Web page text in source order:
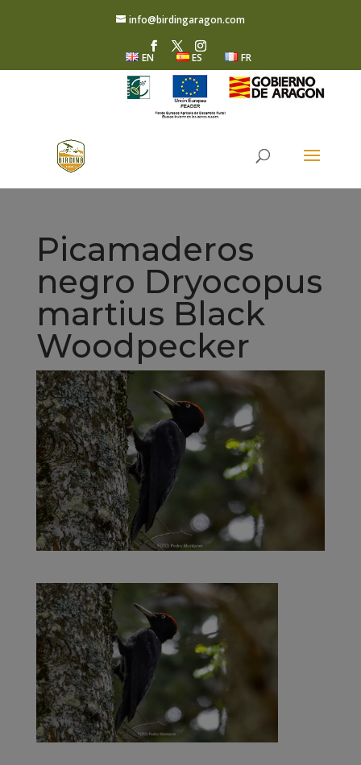
info@birdingaragon.com
EN ES FR
Picamaderos
negro Dryocopus
martius Black
Woodpecker